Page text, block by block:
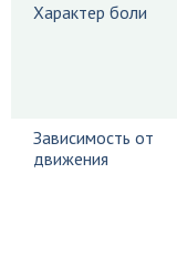
Характер боли
Зависимость от
движения